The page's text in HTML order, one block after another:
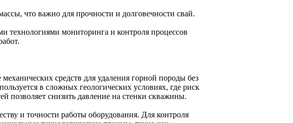
что важно для прочности и долговечности свай.
технологиями мониторинга и контроля процессов
средств для удаления горной породы без
в сложных геологических условиях, где риск
позволяет снизить давление на стенки скважины.
и точности работы оборудования. Для контроля